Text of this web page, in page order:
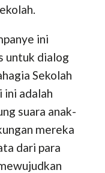
ini
untuk dialog
Sekolah
ini adalah
suara anak-
mereka
dari para